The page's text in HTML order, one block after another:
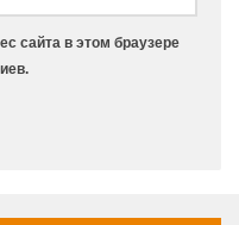
сайта в этом браузере